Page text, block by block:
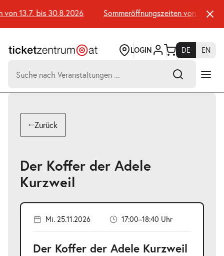
Seiteninhalt
springen
13.7. bis 30.8.2026 Sommeröffnungszeiten von 13.7.
LOGIN DE
EN
nach:
Suchtreffer:
Zurück
Der Koffer der Adele
Kurzweil
Mi. 25.11.2026 17:00–18:40 Uhr
Der Koffer der Adele Kurzweil